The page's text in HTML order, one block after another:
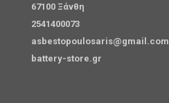
67100 Ξάνθη
2541400073
asbestopoulosaris@gmail.com
battery-store.gr